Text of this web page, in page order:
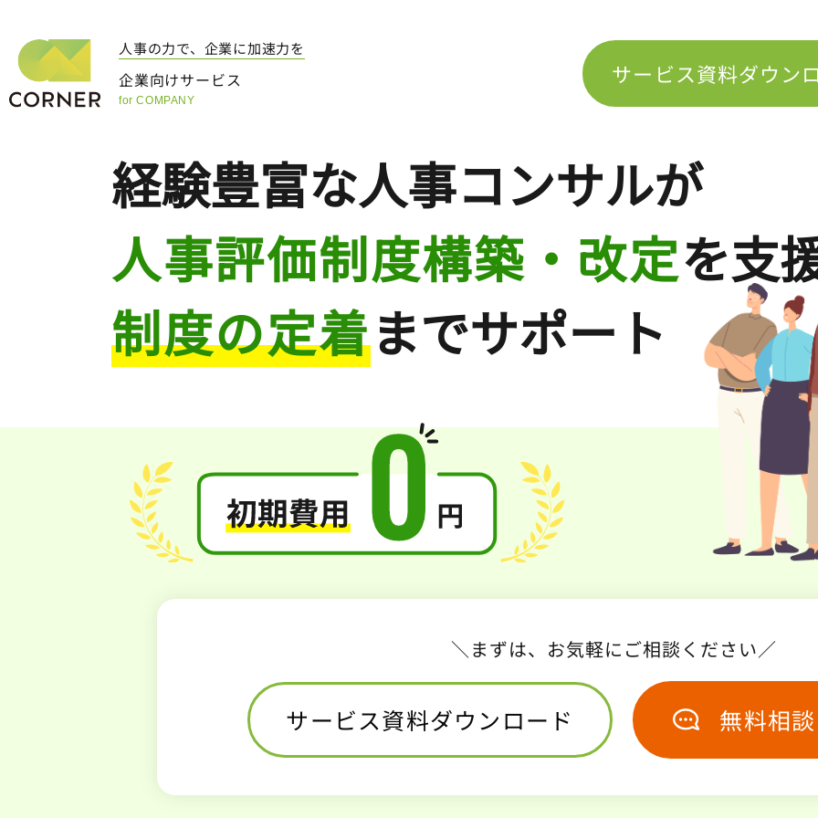
人事の力で、企業に加速力を
企業向けサービス
for COMPANY
サービス資料ダウン
経験豊富な人事コンサルが
人事評価制度構築・改定を支
制度の定着までサポート
＼まずは、お気軽にご相談ください／
サービス資料ダウンロード 無料相